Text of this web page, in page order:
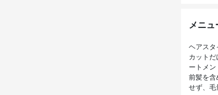
メニュ
ヘアスタ
カット
ートメ
前髪を含
せず、毛